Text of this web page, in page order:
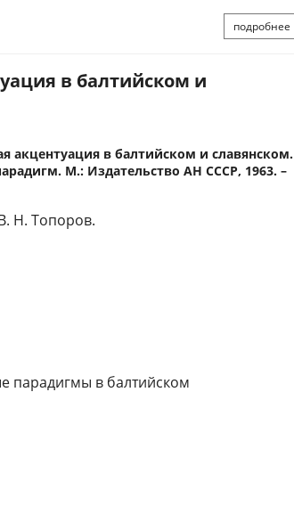
подробнее
в балтийском и
акцентуация в балтийском и славянском.
М.: Издательство АН СССР, 1963. –
Н. Топоров.
парадигмы в балтийском